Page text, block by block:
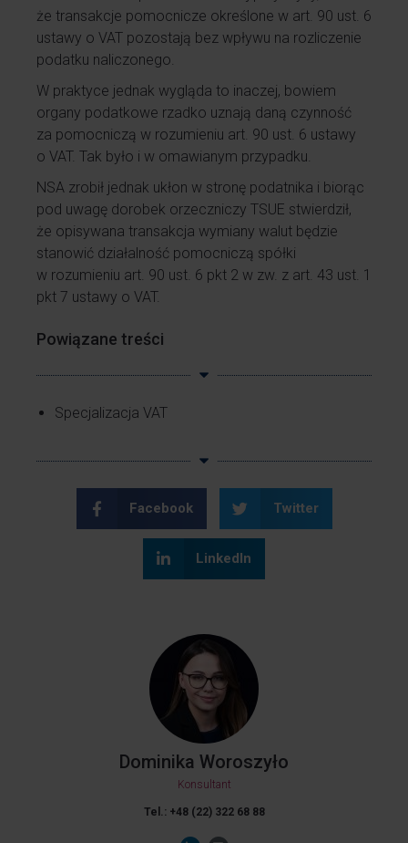
że transakcje pomocnicze określone w art. 90 ust. 6
ustawy o VAT pozostają bez wpływu na rozliczenie
podatku naliczonego.
W praktyce jednak wygląda to inaczej, bowiem
organy podatkowe rzadko uznają daną czynność
za pomocniczą w rozumieniu art. 90 ust. 6 ustawy
o VAT. Tak było i w omawianym przypadku.
NSA zrobił jednak ukłon w stronę podatnika i biorąc
pod uwagę dorobek orzeczniczy TSUE stwierdził,
że opisywana transakcja wymiany walut będzie
stanowić działalność pomocniczą spółki
w rozumieniu art. 90 ust. 6 pkt 2 w zw. z art. 43 ust. 1
pkt 7 ustawy o VAT.
Powiązane treści
Specjalizacja VAT
Facebook Twitter
LinkedIn
Dominika Woroszyło
Konsultant
Tel.: +48 (22) 322 68 88